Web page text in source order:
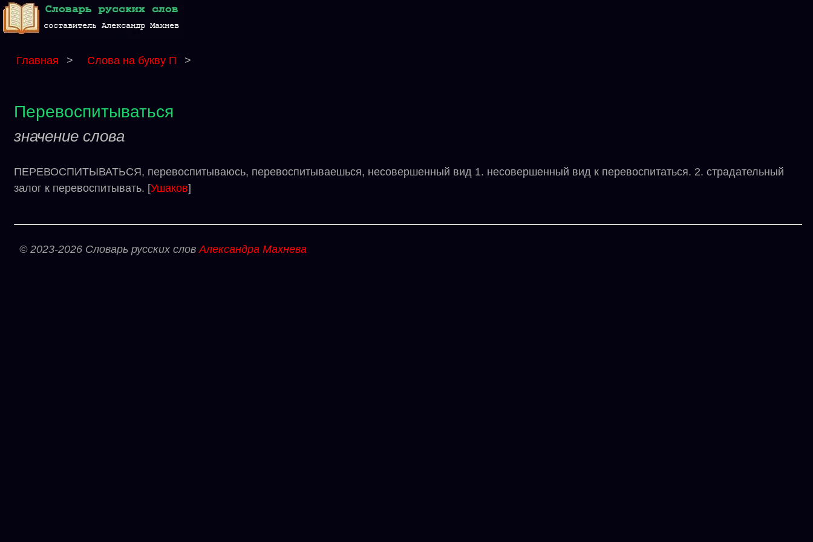
Главная > Слова на букву П >
Перевоспитываться
значение слова
ПЕРЕВОСПИТЫВАТЬСЯ, перевоспитываюсь, перевоспитываешься, несовершенный вид 1. несовершенный вид к перевоспитаться. 2. страдательный
залог к перевоспитывать. [Ушаков]
© 2023-2026 Словарь русских словАлександра Махнева